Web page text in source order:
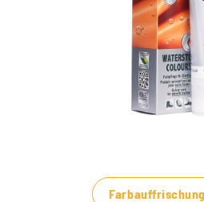
pflegt alle Glattleder
Materialien mit
nährt das Leder, hält
Farbauffrischung